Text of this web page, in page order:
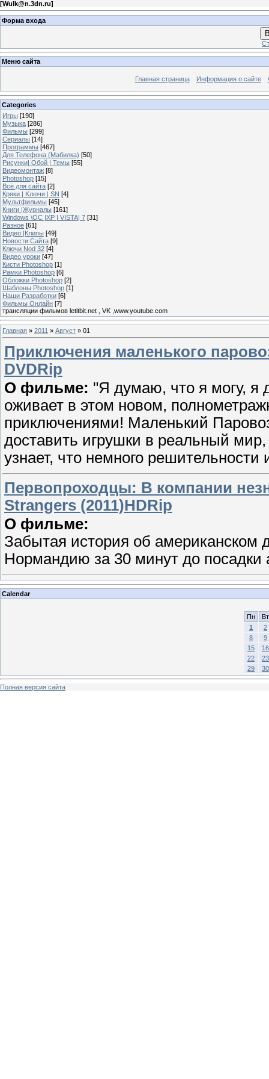
[Wulk@n.3dn.ru]
Форма входа
Меню сайта
Главная страница Информация о сайте
Categories
Игры [190]
Музыка [286]
Фильмы [299]
Сериалы [14]
Программы [467]
Для Телефона (Мабилка) [50]
Рисунки| Обой | Темы [55]
Видеомонтаж [8]
Photoshop [15]
Всё для сайта [2]
Кряки | Kлючи | SN [4]
Мультфильмы [45]
Книги |Журналы [161]
Windows \OC |XP | VISTA| 7 [31]
Разное [61]
Видео |Клипы [49]
Новости Сайта [9]
Ключи Nod 32 [4]
Видео уроки [47]
Кисти Photoshop [1]
Рамки Photoshop [6]
Обложки Photoshop [2]
Шаблоны Photoshop [1]
Наши Разработки [6]
Фильмы Онлайн [7]
трансляции фильмов letitbit.net , VK ,www.youtube.com
Главная » 2011 » Август » 01
Приключения маленького
DVDRip
О фильме: "Я думаю, что я могу, я
оживает в этом новом,
приключениями! Маленький
доставить игрушки в реальный
узнает, что немного
Первопроходцы: В компании
Strangers (2011)HDRip
О фильме:
Забытая история об американском
Нормандию за 30 минут до посадки
Calendar
Пн
Вт
1
2
8
9
15
16
22
23
29
30
Полная версия сайта